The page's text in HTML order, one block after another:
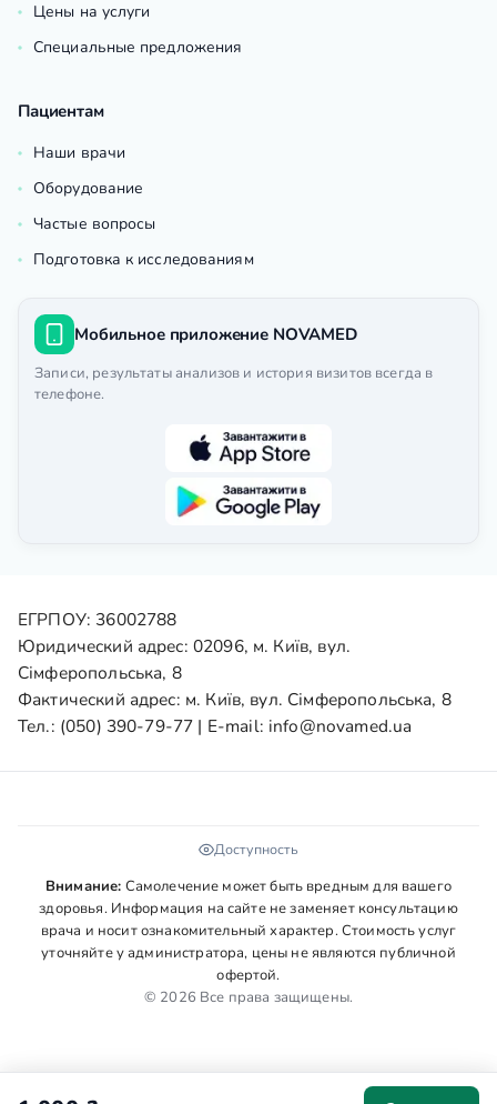
Цены на услуги
Специальные предложения
Пациентам
Наши врачи
Оборудование
Частые вопросы
Подготовка к исследованиям
Мобильное приложение NOVAMED
Записи, результаты анализов и история визитов всегда в
телефоне.
ЕГРПОУ: 36002788
Юридический адрес: 02096, м. Київ, вул.
Сімферопольська, 8
Фактический адрес: м. Київ, вул. Сімферопольська, 8
Тел.: (050) 390-79-77 | E-mail: info@novamed.ua
Доступность
Внимание: Самолечение может быть вредным для вашего
здоровья. Информация на сайте не заменяет консультацию
врача и носит ознакомительный характер. Стоимость услуг
уточняйте у администратора, цены не являются публичной
офертой.
© 2026 Все права защищены.